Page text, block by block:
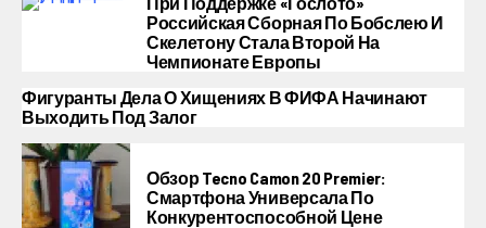
Российская Сборная По Бобслею И
Скелетону Стала Второй На
Чемпионате Европы
Фигуранты Дела О Хищениях В ФИФА Начинают
Выходить Под Залог
Обзор Tecno Camon 20 Premier:
Смартфона Универсала По
Конкурентоспособной Цене